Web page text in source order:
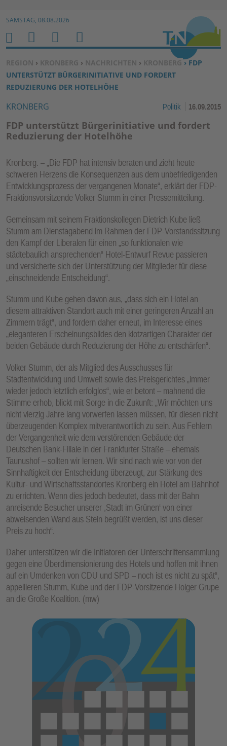
Zum Inhalt springen ↓
SAMSTAG, 08.08.2026
SIE BEFINDEN SICH HIER:
REGION › KRONBERG › NACHRICHTEN › KRONBERG› FDP
UNTERSTÜTZT BÜRGERINITIATIVE UND FORDERT
REDUZIERUNG DER HOTELHÖHE
KRONBERG Politik 16.09.2015
FDP unterstützt Bürgerinitiative und fordert
Reduzierung der Hotelhöhe
Kronberg. – „Die FDP hat intensiv beraten und zieht heute
schweren Herzens die Konsequenzen aus dem unbefriedigenden
Entwicklungsprozess der vergangenen Monate“, erklärt der FDP-
Fraktionsvorsitzende Volker Stumm in einer Pressemitteilung.
Gemeinsam mit seinem Fraktionskollegen Dietrich Kube ließ
Stumm am Dienstagabend im Rahmen der FDP-Vorstandssitzung
den Kampf der Liberalen für einen „so funktionalen wie
städtebaulich ansprechenden“ Hotel-Entwurf Revue passieren
und versicherte sich der Unterstützung der Mitglieder für diese
„einschneidende Entscheidung“.
Stumm und Kube gehen davon aus, „dass sich ein Hotel an
diesem attraktiven Standort auch mit einer geringeren Anzahl an
Zimmern trägt“, und fordern daher erneut, im Interesse eines
„eleganteren Erscheinungsbildes den klotzartigen Charakter der
beiden Gebäude durch Reduzierung der Höhe zu entschärfen“.
Volker Stumm, der als Mitglied des Ausschusses für
Stadtentwicklung und Umwelt sowie des Preisgerichtes „immer
wieder jedoch letztlich erfolglos“, wie er betont – mahnend die
Stimme erhob, blickt mit Sorge in die Zukunft: „Wir möchten uns
nicht vierzig Jahre lang vorwerfen lassen müssen, für diesen nicht
überzeugenden Komplex mitverantwortlich zu sein. Aus Fehlern
der Vergangenheit wie dem verstörenden Gebäude der
Deutschen Bank-Filiale in der Frankfurter Straße – ehemals
Taunushof – sollten wir lernen. Wir sind nach wie vor von der
Sinnhaftigkeit der Entscheidung überzeugt, zur Stärkung des
Kultur- und Wirtschaftsstandortes Kronberg ein Hotel am Bahnhof
zu errichten. Wenn dies jedoch bedeutet, dass mit der Bahn
anreisende Besucher unserer ,Stadt im Grünen‘ von einer
abweisenden Wand aus Stein begrüßt werden, ist uns dieser
Preis zu hoch“.
Daher unterstützen wir die Initiatoren der Unterschriftensammlung
gegen eine Überdimensionierung des Hotels und hoffen mit ihnen
auf ein Umdenken von CDU und SPD – noch ist es nicht zu spät“,
appellieren Stumm, Kube und der FDP-Vorsitzende Holger Grupe
an die Große Koalition. (mw)
H
O
M
E
M
E
N
U
S
U
C
H
B
E
N
U
E
R
U
N
K
TI
O
N
E
N